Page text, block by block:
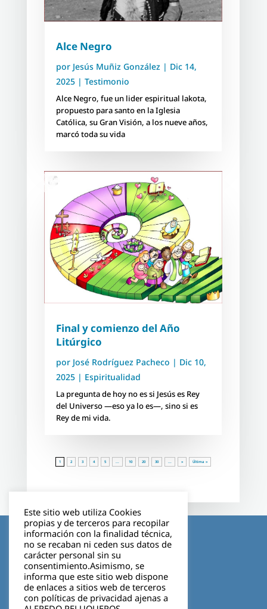
Alce Negro
por Jesús Muñiz González | Dic 14,
2025| Testimonio
Alce Negro, fue un lider espiritual lakota,
propuesto para santo en la Iglesia
Católica, su Gran Visión, a los nueve años,
marcó toda su vida
Final y comienzo del Año
Litúrgico
por José Rodríguez Pacheco | Dic 10,
2025| Espiritualidad
La pregunta de hoy no es si Jesús es Rey
del Universo —eso ya lo es—, sino si es
Rey de mi vida.
1 2 3 4 5 ... 10 20 30 ... » Última »
Aviso legal
Política de privacidad
Cookies
Este sitio web utiliza Cookies
propias y de terceros para recopilar
información con la finalidad técnica,
no se recaban ni ceden sus datos de
carácter personal sin su
consentimiento.Asimismo, se
informa que este sitio web dispone
de enlaces a sitios web de terceros
con políticas de privacidad ajenas a